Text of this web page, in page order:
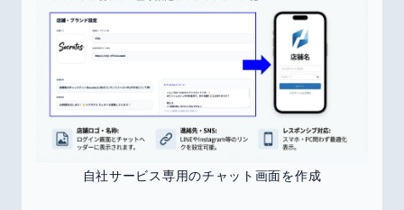
自社サービス専用のチャット画面を作成